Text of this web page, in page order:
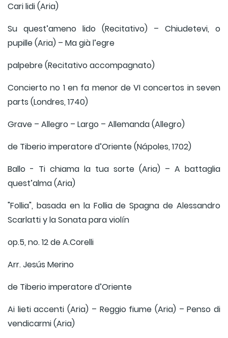
Cari lidi (Aria)
Su quest’ameno lido (Recitativo) – Chiudetevi, o
pupille (Aria) – Ma già l’egre
palpebre (Recitativo accompagnato)
Concierto no 1 en fa menor de VI concertos in seven
parts (Londres, 1740)
Grave – Allegro – Largo – Allemanda (Allegro)
de Tiberio imperatore d’Oriente (Nápoles, 1702)
Ballo - Ti chiama la tua sorte (Aria) – A battaglia
quest’alma (Aria)
"Follia", basada en la Follia de Spagna de Alessandro
Scarlatti y la Sonata para violín
op.5, no. 12 de A.Corelli
Arr. Jesús Merino
de Tiberio imperatore d’Oriente
Ai lieti accenti (Aria) – Reggio fiume (Aria) – Penso di
vendicarmi (Aria)